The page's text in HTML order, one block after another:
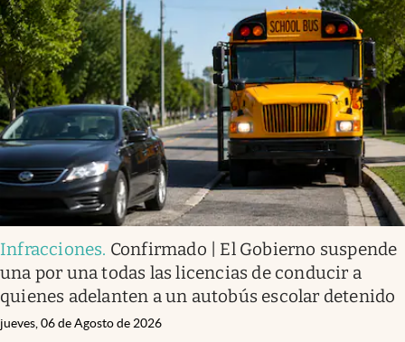
Infracciones. Confirmado | El Gobierno suspende
una por una todas las licencias de conducir a
quienes adelanten a un autobús escolar detenido
jueves, 06 de Agosto de 2026